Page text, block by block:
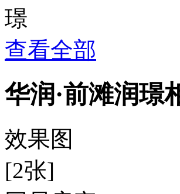
查看全部
华润·前滩润璟
效果图
[2张]